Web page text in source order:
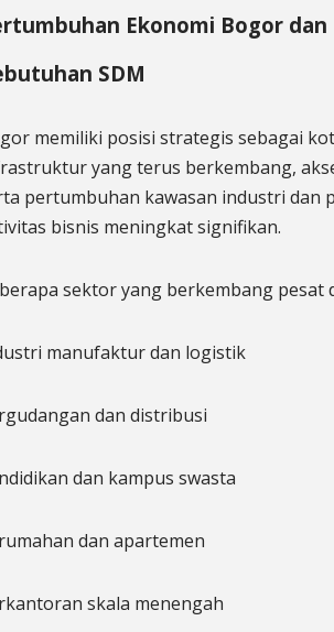
Ekonomi Bogor
SDM
memiliki posisi strategis sebagai
yang terus berkembang,
pertumbuhan kawasan industri dan
bisnis meningkat signifikan.
sektor yang berkembang pesat
manufaktur dan logistik
dan distribusi
dan kampus swasta
dan apartemen
skala menengah